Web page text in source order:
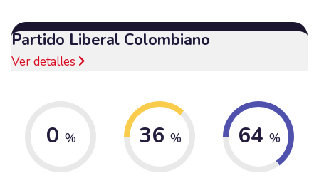
Partido Liberal Colombiano
Ver detalles
0 % 36 % 64 %